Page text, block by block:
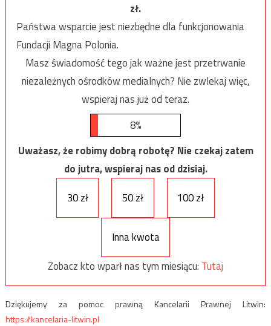
zł.
Państwa wsparcie jest niezbędne dla funkcjonowania
Fundacji Magna Polonia.
Masz świadomość tego jak ważne jest przetrwanie
niezależnych ośrodków medialnych? Nie zwlekaj więc,
wspieraj nas już od teraz.
8%
Uważasz, że robimy dobrą robotę? Nie czekaj zatem
do jutra, wspieraj nas od dzisiaj.
30 zł
50 zł 100 zł
Inna kwota
Zobacz kto wparł nas tym miesiącu: Tutaj
Dziękujemy za pomoc prawną Kancelarii Prawnej Litwin:
https://kancelaria-litwin.pl